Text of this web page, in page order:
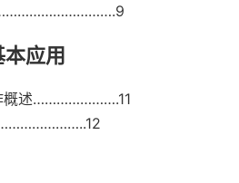
应用
概述………………….11